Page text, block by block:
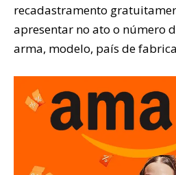
recadastramento
apresentar no ato o número
arma, modelo, país de